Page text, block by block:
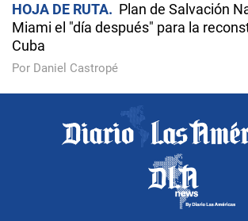
HOJA DE RUTA
Plan de Salvación
Miami el "día después" para la
Cuba
Por Daniel Castropé